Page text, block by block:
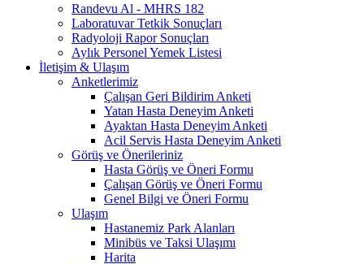
Randevu Al - MHRS 182
Laboratuvar Tetkik Sonuçları
Radyoloji Rapor Sonuçları
Aylık Personel Yemek Listesi
İletişim & Ulaşım
Anketlerimiz
Çalışan Geri Bildirim Anketi
Yatan Hasta Deneyim Anketi
Ayaktan Hasta Deneyim Anketi
Acil Servis Hasta Deneyim Anketi
Görüş ve Önerileriniz
Hasta Görüş ve Öneri Formu
Çalışan Görüş ve Öneri Formu
Genel Bilgi ve Öneri Formu
Ulaşım
Hastanemiz Park Alanları
Minibüs ve Taksi Ulaşımı
Harita